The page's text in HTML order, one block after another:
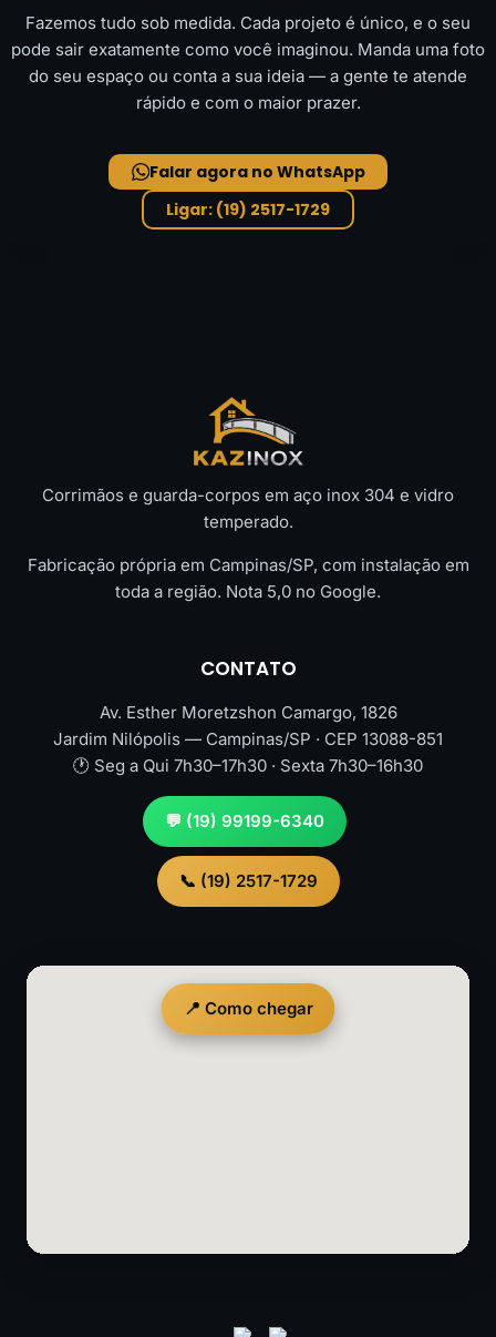
Fazemos tudo sob medida. Cada projeto é único, e o seu
pode sair exatamente como você imaginou. Manda uma foto
do seu espaço ou conta a sua ideia — a gente te atende
rápido e com o maior prazer.
Falar agora no WhatsApp
Ligar: (19) 2517-1729
Corrimãos e guarda-corpos em aço inox 304 e vidro
temperado.
Fabricação própria em Campinas/SP, com instalação em
toda a região. Nota 5,0 no Google.
CONTATO
Av. Esther Moretzshon Camargo, 1826
Jardim Nilópolis — Campinas/SP · CEP 13088-851
🕐 Seg a Qui 7h30–17h30 · Sexta 7h30–16h30
💬 (19) 99199-6340
📞 (19) 2517-1729
📍 Como chegar